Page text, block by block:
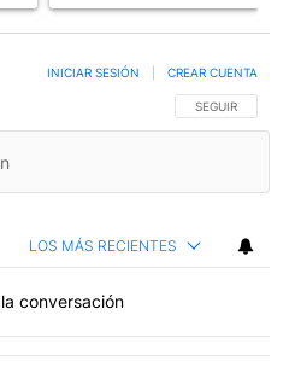
SIGA ESTA
SEGUIR
INICIAR SESIÓN CREAR CUENTA
LOS MÁS RECIENTES
conversación